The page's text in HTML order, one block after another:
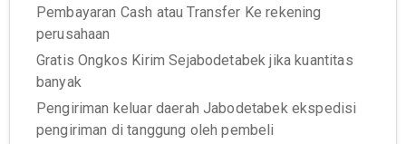
Pembayaran Cash atau Transfer Ke rekening
perusahaan
Gratis Ongkos Kirim Sejabodetabek jika kuantitas
banyak
Pengiriman keluar daerah Jabodetabek ekspedisi
pengiriman di tanggung oleh pembeli